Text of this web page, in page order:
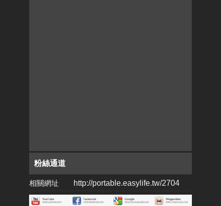
粉絲通道
相關網址 http://portable.easylife.tw/2704